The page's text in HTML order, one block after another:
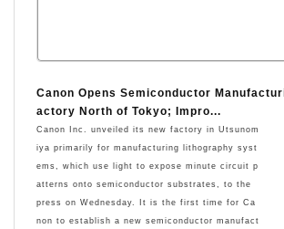
Canon Opens Semiconductor
actory North of Tokyo; Impro...
Canon Inc. unveiled its new factory in Utsunom
iya primarily for manufacturing lithography syst
ems, which use light to expose minute circuit p
atterns onto semiconductor substrates, to the
press on Wednesday. It is the first time for Ca
non to establish a new semiconductor manufact